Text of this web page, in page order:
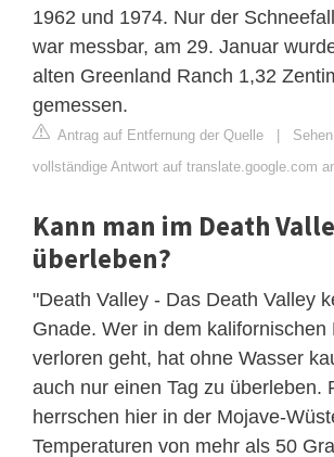
1962 und 1974. Nur der
war messbar, am 29. Januar
alten Greenland Ranch 1,32
gemessen.
Antrag auf Entfernung der Quelle |
vollständige Antwort auf translate.google.com
Kann man im Death
überleben?
"Death Valley - Das Death Valley
Gnade. Wer in dem kalifornischen
verloren geht, hat ohne Wasser
auch nur einen Tag zu überleben.
herrschen hier in der Mojave-
Temperaturen von mehr als 50